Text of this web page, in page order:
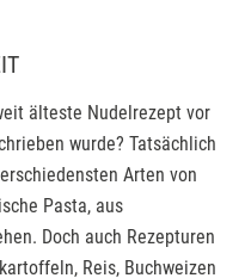
älteste Nudelrezept vor
wurde? Tatsächlich
Arten von
Pasta, aus
Doch auch Rezepturen
Reis, Buchweizen